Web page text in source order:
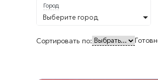
Город
Выберите город
Сортировать по: